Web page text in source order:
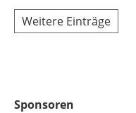
Weitere Einträge
Sponsoren